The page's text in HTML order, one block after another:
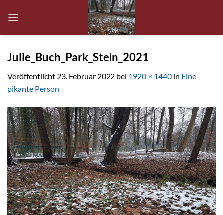
Inhalt
Julie_Buch_Park_Stein_2021
Veröffentlicht 23. Februar 2022 bei 1920 × 1440 in Eine
pikante Person